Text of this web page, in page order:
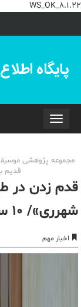
WS_OK_8.1.22
پایگاه
Toggle
navigation
مجموعه پژوهشی
قدیم
قدم زدن در
شهرری»/ ۱۰ سال پژوهش کردم
اخبار مهم